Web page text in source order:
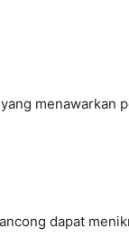
menawarkan
dapat